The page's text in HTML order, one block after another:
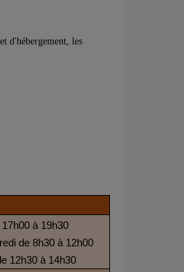
d'hébergement, les
à 19h30
de 8h30 à 12h00
12h30 à 14h30